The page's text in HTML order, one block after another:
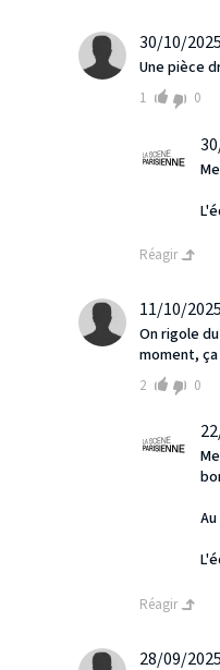
30/10/2025
Une pièce
1 0
Réagir
11/10/2025
On rigole
moment,
2 0
Réagir
28/09/2025